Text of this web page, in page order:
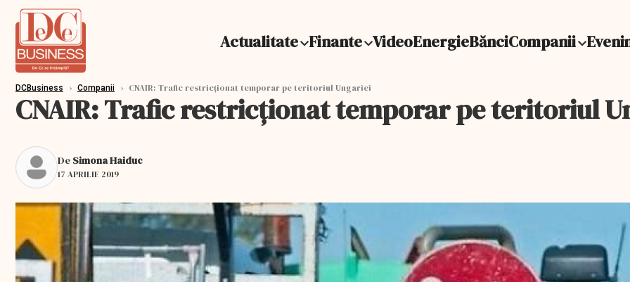
Actualitate Finante VideoEnergieBănciCompanii
DCBusiness › Companii › CNAIR: Trafic restricţionat temporar pe teritoriul Ungariei
CNAIR: Trafic restricţionat temporar pe teritoriul
De Simona Haiduc
17 APRILIE 2019